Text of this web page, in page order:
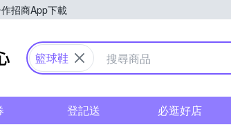
招商App下載
Yahoo購物中心
籃球鞋
登記送 必逛好店